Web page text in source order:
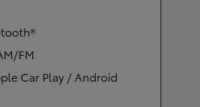
FM
Car Play / Android